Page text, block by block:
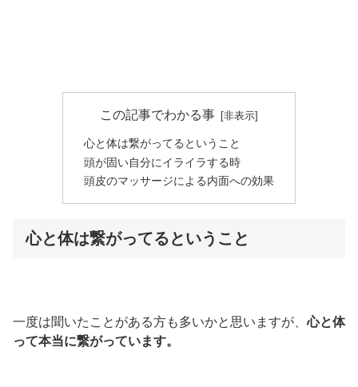
この記事でわかる事
心と体は繋がってるということ
頭が固い自分にイライラする時
頭皮のマッサージによる内面への効果
心と体は繋がってるということ
一度は聞いたことがある方も多いかと思いますが、心と体
って本当に繋がっています。